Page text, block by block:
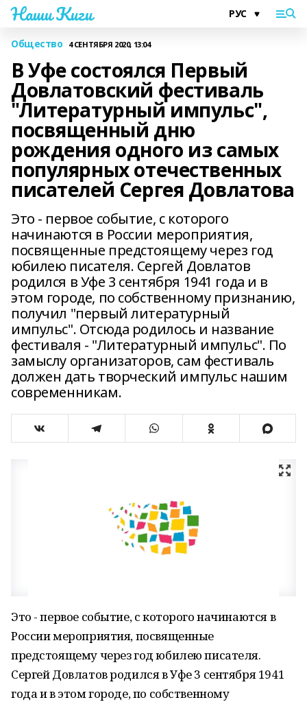
Наши Киги
Общество 4 СЕНТЯБРЯ 2020, 13:04
В Уфе состоялся Первый
Довлатовский фестиваль
"Литературный импульс",
посвященный дню
рождения одного из самых
популярных отечественных
писателей Сергея Довлатова
Это - первое событие, с которого
начинаются в России мероприятия,
посвященные предстоящему через год
юбилею писателя. Сергей Довлатов
родился в Уфе 3 сентября 1941 года и в
этом городе, по собственному признанию,
получил "первый литературный
импульс". Отсюда родилось и название
фестиваля - "Литературный импульс". По
замыслу организаторов, сам фестиваль
должен дать творческий импульс нашим
современникам.
Это - первое событие, с которого начинаются в
России мероприятия, посвященные
предстоящему через год юбилею писателя.
Сергей Довлатов родился в Уфе 3 сентября 1941
года и в этом городе, по собственному